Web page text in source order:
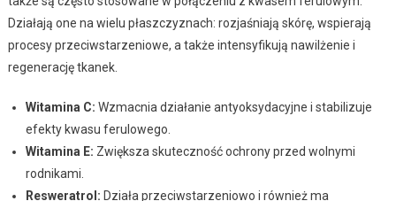
Działają one na wielu płaszczyznach: rozjaśniają skórę, wspierają
procesy przeciwstarzeniowe, a także intensyfikują nawilżenie i
regenerację tkanek.
Witamina C: Wzmacnia działanie antyoksydacyjne i stabilizuje
efekty kwasu ferulowego.
Witamina E: Zwiększa skuteczność ochrony przed wolnymi
rodnikami.
Resweratrol: Działa przeciwstarzeniowo i również ma